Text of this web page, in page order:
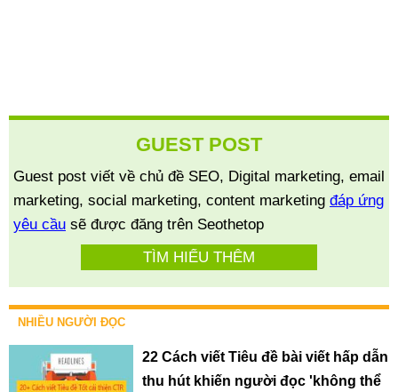
GUEST POST
Guest post viết về chủ đề SEO, Digital marketing, email
marketing, social marketing, content marketing đáp ứng
yêu cầu sẽ được đăng trên Seothetop
TÌM HIỂU THÊM
NHIỀU NGƯỜI ĐỌC
22 Cách viết Tiêu đề bài viết hấp dẫn
thu hút khiến người đọc 'không thể